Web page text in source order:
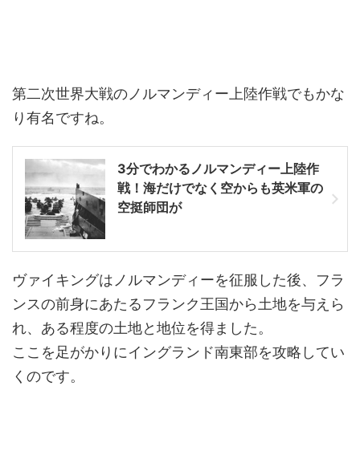
第二次世界大戦のノルマンディー上陸作戦でもかな
り有名ですね。
3分でわかるノルマンディー上陸作
戦！海だけでなく空からも英米軍の
空挺師団が
ヴァイキングはノルマンディーを征服した後、フラ
ンスの前身にあたるフランク王国から土地を与えら
れ、ある程度の土地と地位を得ました。
ここを足がかりにイングランド南東部を攻略してい
くのです。